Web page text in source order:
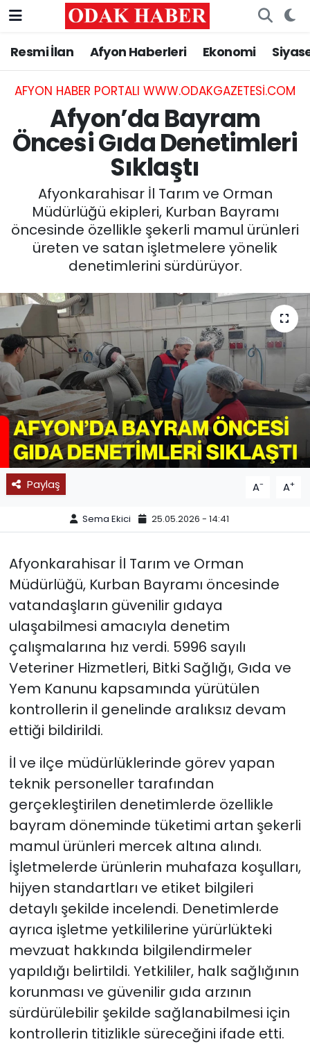
Resmi İlan Afyon Haberleri Ekonomi
AFYON HABER PORTALI WWW.ODAKGAZETESI.COM
Afyon’da Bayram
Öncesi Gıda Denetimleri
Sıklaştı
Afyonkarahisar İl Tarım ve Orman
Müdürlüğü ekipleri, Kurban Bayramı
öncesinde özellikle şekerli mamul ürünleri
üreten ve satan işletmelere yönelik
denetimlerini sürdürüyor.
Paylaş A- A+
Sema Ekici 25.05.2026 - 14:41
Afyonkarahisar İl Tarım ve Orman
Müdürlüğü, Kurban Bayramı öncesinde
vatandaşların güvenilir gıdaya
ulaşabilmesi amacıyla denetim
çalışmalarına hız verdi. 5996 sayılı
Veteriner Hizmetleri, Bitki Sağlığı, Gıda ve
Yem Kanunu kapsamında yürütülen
kontrollerin il genelinde aralıksız devam
ettiği bildirildi.
İl ve ilçe müdürlüklerinde görev yapan
teknik personeller tarafından
gerçekleştirilen denetimlerde özellikle
bayram döneminde tüketimi artan şekerli
mamul ürünleri mercek altına alındı.
İşletmelerde ürünlerin muhafaza koşulları,
hijyen standartları ve etiket bilgileri
detaylı şekilde incelendi. Denetimlerde
ayrıca işletme yetkililerine yürürlükteki
mevzuat hakkında bilgilendirmeler
yapıldığı belirtildi. Yetkililer, halk sağlığının
korunması ve güvenilir gıda arzının
sürdürülebilir şekilde sağlanabilmesi için
kontrollerin titizlikle süreceğini ifade etti.
AFYONKARAHİSAR HABERLERİ
Resmi İlan
ASAYİŞ
SİYASET
EĞİTİM
MAGAZİN
SAĞLIK
SPOR
11:11 MANŞET
Nöbetçi Eczaneler
Hava Durumu
Trafik Durumu
Süper Lig Puan Durumu ve Fikstür
Tüm Manşetler
Son Dakika Haberleri
Haber Arşivi